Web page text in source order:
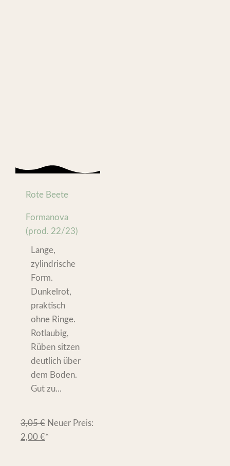
Rote Beete
Formanova
(prod. 22/23)
Lange,
zylindrische
Form.
Dunkelrot,
praktisch
ohne Ringe.
Rotlaubig,
Rüben sitzen
deutlich über
dem Boden.
Gut zu...
3,05€ Neuer Preis:
2,00 €*